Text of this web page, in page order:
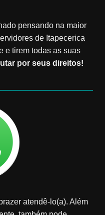
pensando na maior
de Itapecerica
e tirem todas as suas
por seus direitos!
atendê-lo(a). Além